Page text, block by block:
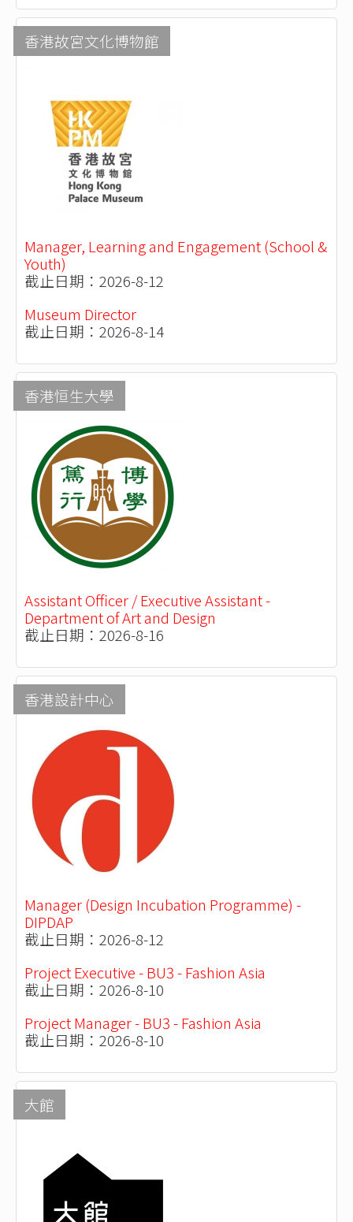
香港故宮文化博物館
Manager, Learning and Engagement (School &
Youth)
截止日期：2026-8-12
Museum Director
截止日期：2026-8-14
香港恒生大學
Assistant Officer / Executive Assistant -
Department of Art and Design
截止日期：2026-8-16
香港設計中心
Manager (Design Incubation Programme) -
DIPDAP
截止日期：2026-8-12
Project Executive - BU3 - Fashion Asia
截止日期：2026-8-10
Project Manager - BU3 - Fashion Asia
截止日期：2026-8-10
大館